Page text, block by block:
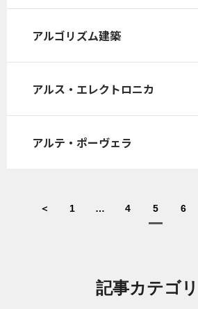
アルゴリズム建築
アルス・エレクトロニカ
アルテ・ポーヴェラ
＜ 1 … 4 5 6
記事カテゴ